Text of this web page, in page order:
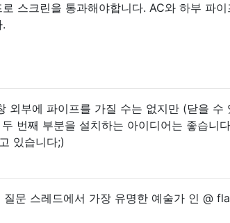
스크린을 통과해야합니다. AC와 하부 파
외부에 파이프를 가질 수는 없지만 (닫을 수
번째 부분을 설치하는 아이디어는 좋습니
있습니다;)
문 스레드에서 가장 유명한 예술가 인 @